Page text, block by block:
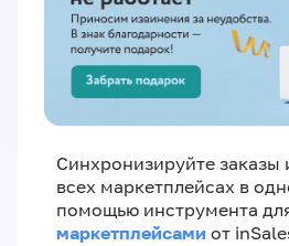
Синхронизируйте заказы
всех маркетплейсах в
помощью инструмента
маркетплейсами от